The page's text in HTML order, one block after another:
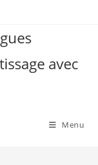
avec
Menu